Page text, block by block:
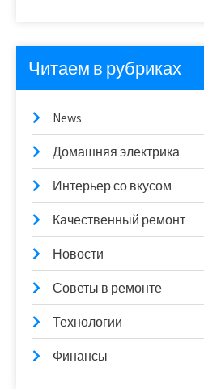
Читаем в рубриках
News
Домашняя электрика
Интерьер со вкусом
Качественный ремонт
Новости
Советы в ремонте
Технологии
Финансы